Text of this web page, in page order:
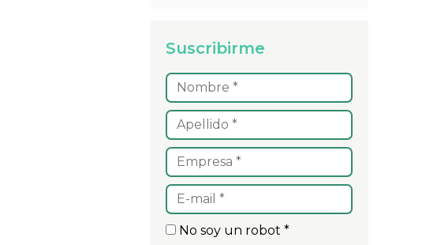
Suscribirme
No soy un robot *